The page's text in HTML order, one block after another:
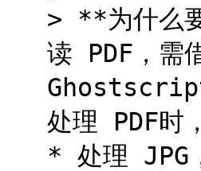
> **为什么
读 PDF，
处理 PDF
* 处理 JPG